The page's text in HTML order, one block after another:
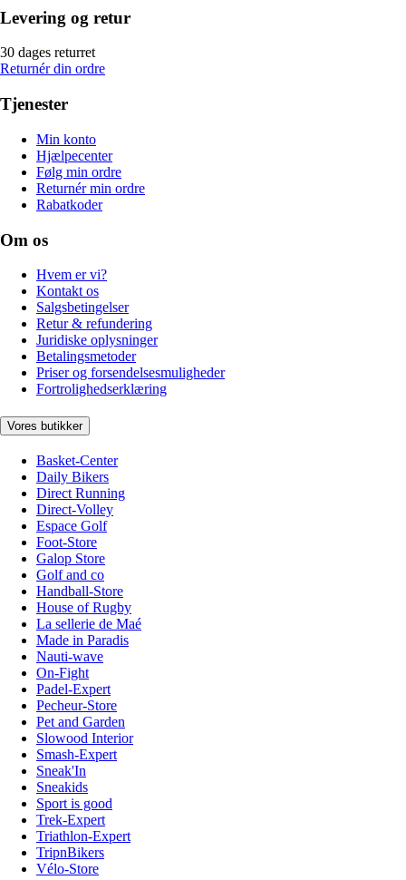
Levering og retur
30 dages returret
Returnér din ordre
Tjenester
Min konto
Hjælpecenter
Følg min ordre
Returnér min ordre
Rabatkoder
Om os
Hvem er vi?
Kontakt os
Salgsbetingelser
Retur & refundering
Juridiske oplysninger
Betalingsmetoder
Priser og forsendelsesmuligheder
Fortrolighedserklæring
Vores butikker
Basket-Center
Daily Bikers
Direct Running
Direct-Volley
Espace Golf
Foot-Store
Galop Store
Golf and co
Handball-Store
House of Rugby
La sellerie de Maé
Made in Paradis
Nauti-wave
On-Fight
Padel-Expert
Pecheur-Store
Pet and Garden
Slowood Interior
Smash-Expert
Sneak'In
Sneakids
Sport is good
Trek-Expert
Triathlon-Expert
TripnBikers
Vélo-Store